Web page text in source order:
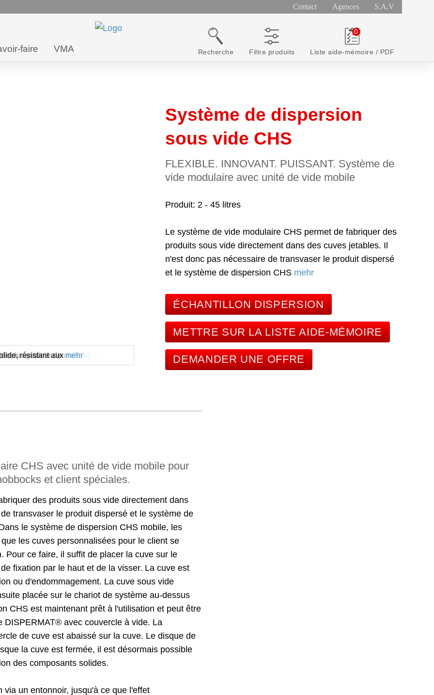
Contact Agences S.A.V
faire VMA Recherche Filtre produits Liste aide-mémoire / PDF
sous vide avecmehr
paroi, lesmehr
au disperseurmehr
du système demehr
résistant auxmehr
Système de dispersion
sous vide CHS
FLEXIBLE. INNOVANT. PUISSANT. Système de
vide modulaire avec unité de vide mobile
Produit 2 - 45 litres
Le système de vide modulaire CHS permet de fabriquer des
produits sous vide directement dans des cuves jetables. Il
n'est donc pas nécessaire de transvaser le produit dispersé
et le système de dispersion CHS mehr
ÉCHANTILLON DISPERSION
METTRE SUR LA LISTE AIDE-MÉMOIRE
DEMANDER UNE OFFRE
CHS avec unité de vide mobile pour
et client spéciales.
des produits sous vide directement dans
transvaser le produit dispersé et le système de
le système de dispersion CHS mobile, les
les cuves personnalisées pour le client se
Pour ce faire, il suffit de placer la cuve sur le
fixation par le haut et de la visser. La cuve est
ou d'endommagement. La cuve sous vide
placée sur le chariot de système au-dessus
CHS est maintenant prêt à l'utilisation et peut être
DISPERMAT® avec couvercle à vide. La
de cuve est abaissé sur la cuve. Le disque de
la cuve est fermée, il est désormais possible
des composants solides.
un entonnoir, jusqu'à ce que l'effet